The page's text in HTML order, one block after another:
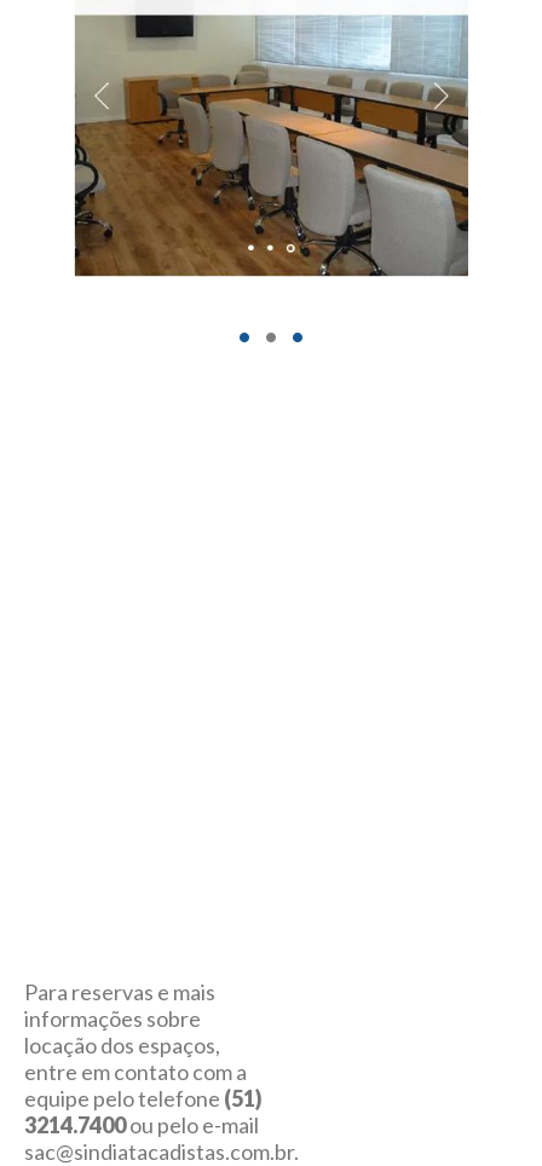
Base Territorial
Para reservas e mais
informações sobre
locação dos espaços,
entre em contato com a
equipe pelo telefone (51)
3214.7400ou pelo e-mail
sac@sindiatacadistas.com.br.